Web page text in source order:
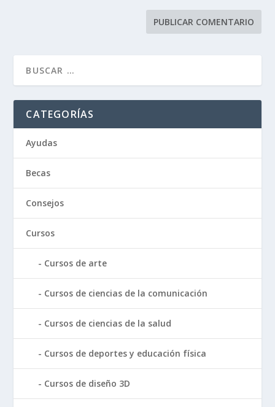
CATEGORÍAS
Ayudas
Becas
Consejos
Cursos
Cursos de arte
Cursos de ciencias de la comunicación
Cursos de ciencias de la salud
Cursos de deportes y educación física
Cursos de diseño 3D